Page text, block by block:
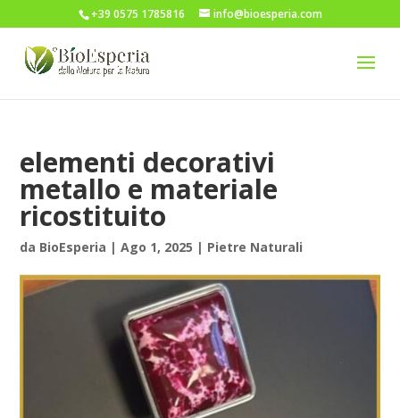
+39 0575 1785816 info@bioesperia.com
elementi decorativi
metallo e materiale
ricostituito
da BioEsperia |Ago 1, 2025 | Pietre Naturali